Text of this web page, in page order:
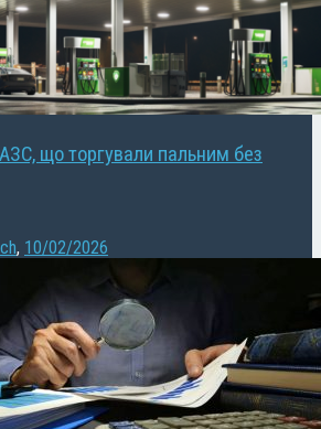
що торгували пальним без
, 10/02/2026